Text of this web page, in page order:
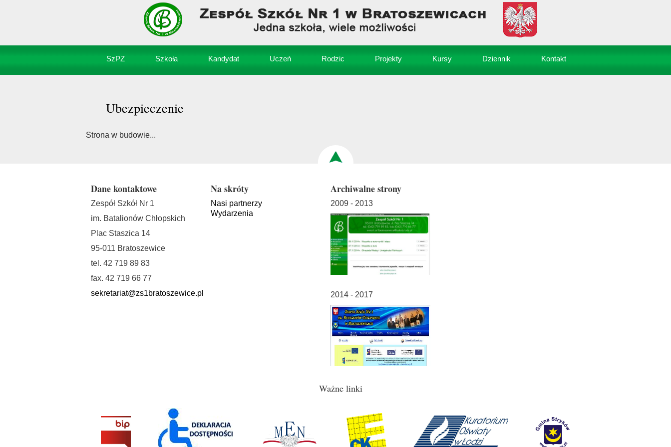
SzPZ Szkoła Kandydat Uczeń Rodzic Projekty Kursy Dziennik Kontakt
Ubezpieczenie
Strona w budowie...
Dane kontaktowe
Zespół Szkół Nr 1
im. Batalionów Chłopskich
Plac Staszica 14
95-011 Bratoszewice
tel. 42 719 89 83
fax. 42 719 66 77
sekretariat@zs1bratoszewice.pl
Na skróty
Nasi partnerzy
Wydarzenia
Archiwalne strony
2009 - 2013
2014 - 2017
Ważne linki